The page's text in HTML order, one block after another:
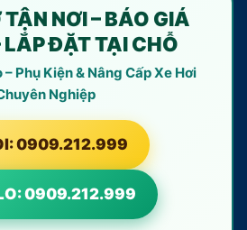
TẬN NƠI – BÁO GIÁ
LẮP ĐẶT TẠI CHỖ
Phụ Kiện & Nâng Cấp Xe Hơi
Nghiệp
0909.212.999
0909.212.999